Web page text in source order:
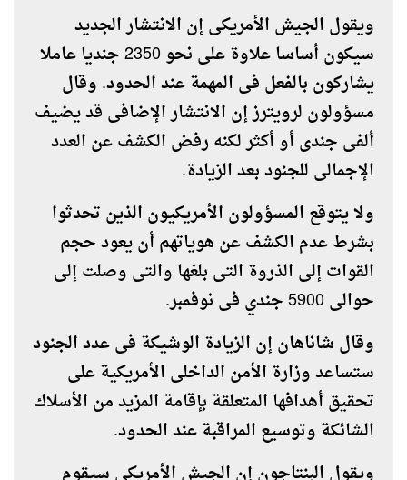
ويقول الجيش الأمريكى إن الانتشار الجديد
سيكون أساسا علاوة على نحو 2350 جنديا عاملا
يشاركون بالفعل فى المهمة عند الحدود. وقال
مسؤولون لرويترز إن الانتشار الإضافى قد يضيف
ألفى جندى أو أكثر لكنه رفض الكشف عن العدد
الإجمالى للجنود بعد الزيادة.
ولا يتوقع المسؤولون الأمريكيون الذين تحدثوا
بشرط عدم الكشف عن هوياتهم أن يعود حجم
القوات إلى الذروة التى بلغها والتى وصلت إلى
حوالى 5900 جندي فى نوفمبر.
وقال شاناهان إن الزيادة الوشيكة فى عدد الجنود
ستساعد وزارة الأمن الداخلى الأمريكية على
تحقيق أهدافها المتعلقة بإقامة المزيد من الأسلاك
الشائكة وتوسيع المراقبة عند الحدود.